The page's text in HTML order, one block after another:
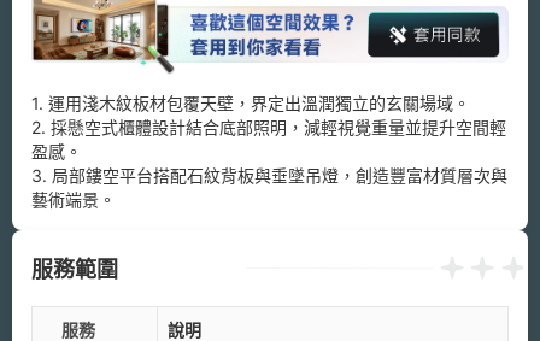
1. 運用淺木紋板材包覆天壁，界定出溫潤獨立的玄關場域。
2. 採懸空式櫃體設計結合底部照明，減輕視覺重量並提升空間輕
盈感。
3. 局部鏤空平台搭配石紋背板與垂墜吊燈，創造豐富材質層次與
藝術端景。
服務範圍
服務 說明